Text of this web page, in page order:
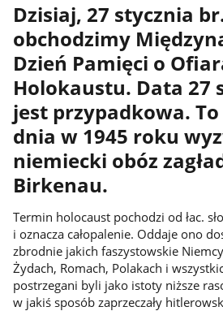
Dzisiaj, 27 stycznia
obchodzimy
Dzień Pamięci o
Holokaustu. Data 27
jest przypadkowa. To
dnia w 1945 roku
niemiecki obóz
Birkenau.
Termin holocaust pochodzi od łac.
i oznacza całopalenie. Oddaje ono
zbrodnie jakich faszystowskie
Żydach, Romach, Polakach i
postrzegani byli jako istoty niższe
w jakiś sposób zaprzeczały